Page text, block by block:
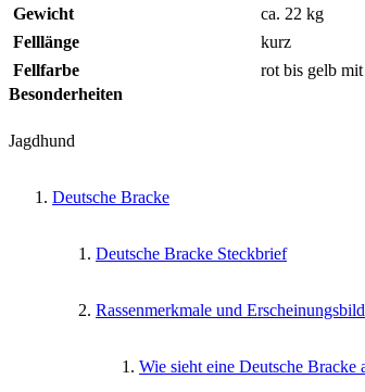
Gewicht
ca. 22 kg
Felllänge
kurz
Fellfarbe
rot bis gelb
Besonderheiten
Jagdhund
Deutsche Bracke
Deutsche Bracke Steckbrief
Rassenmerkmale und Erscheinungsbild
Wie sieht eine Deutsche Bracke